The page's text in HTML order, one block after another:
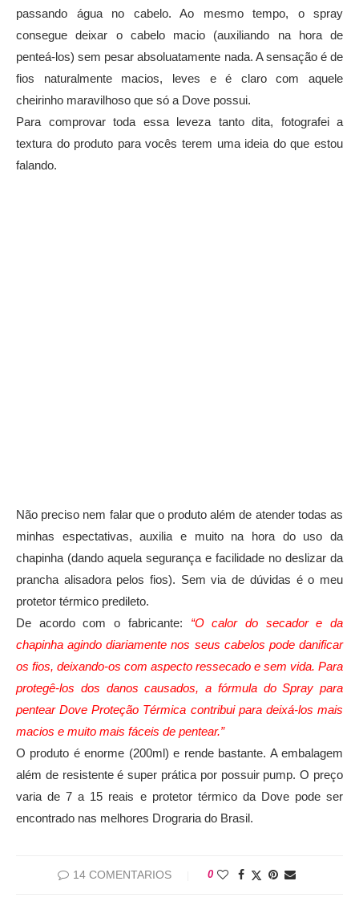
passando água no cabelo. Ao mesmo tempo, o spray
consegue deixar o cabelo macio (auxiliando na hora de
penteá-los) sem pesar absoluatamente nada. A sensação é de
fios naturalmente macios, leves e é claro com aquele
cheirinho maravilhoso que só a Dove possui.
Para comprovar toda essa leveza tanto dita, fotografei a
textura do produto para vocês terem uma ideia do que estou
falando.
Não preciso nem falar que o produto além de atender todas as
minhas espectativas, auxilia e muito na hora do uso da
chapinha (dando aquela segurança e facilidade no deslizar da
prancha alisadora pelos fios). Sem via de dúvidas é o meu
protetor térmico predileto.
De acordo com o fabricante: “O calor do secador e da
chapinha agindo diariamente nos seus cabelos pode danificar
os fios, deixando-os com aspecto ressecado e sem vida. Para
protegê-los dos danos causados, a fórmula do Spray para
pentear Dove Proteção Térmica contribui para deixá-los mais
macios e muito mais fáceis de pentear.”
O produto é enorme (200ml) e rende bastante. A embalagem
além de resistente é super prática por possuir pump. O preço
varia de 7 a 15 reais e protetor térmico da Dove pode ser
encontrado nas melhores Drograria do Brasil.
14 COMENTARIOS 0